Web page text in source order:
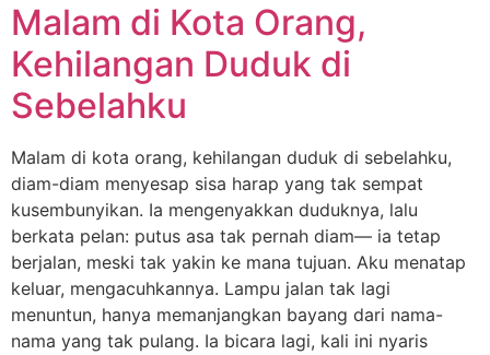
Malam di Kota Orang,
Kehilangan Duduk di
Sebelahku
Malam di kota orang, kehilangan duduk di sebelahku,
diam-diam menyesap sisa harap yang tak sempat
kusembunyikan. Ia mengenyakkan duduknya, lalu
berkata pelan: putus asa tak pernah diam— ia tetap
berjalan, meski tak yakin ke mana tujuan. Aku menatap
keluar, mengacuhkannya. Lampu jalan tak lagi
menuntun, hanya memanjangkan bayang dari nama-
nama yang tak pulang. Ia bicara lagi, kali ini nyaris